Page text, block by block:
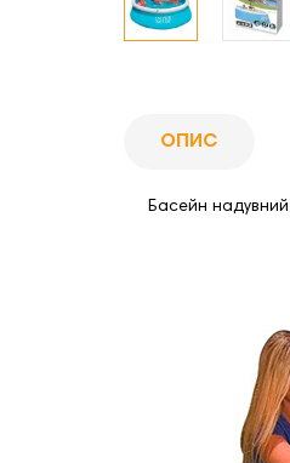
ОПИС
Басейн надувний